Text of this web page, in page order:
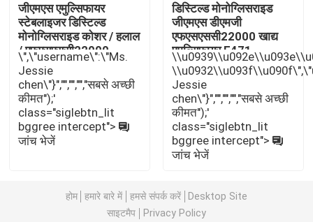
प्राकृतिक खाद्य पायसीकारी
डिस्टिल्ड मोनोग्लिसराइड
मोनो और डाइग्लिसराइड्स
केक इम्प्रूव इमल्सीफायर
जीएमएस एमुल्सिफायर
स्टेबलाइजर डिस्टिल्ड
मोनोग्लिसराइड कोशर / हलाल
/ एफएसएससी22000
प्रमाणन
\",\"username\":\"Ms.
Jessie
chen\"}","","","","सबसे अच्छी
कीमत");'
class="siglebtn_lit
bggree intercept">
जांच भेजें
डिस्टिल्ड मोनोग्लिसराइड
जीएमएस डीएमजी
एफएसएससी22000 खाद्य
एमुल्सिफायर E471
Jessie
chen\"}","","","","सबसे अच्छी
कीमत");'
class="siglebtn_lit
bggree intercept">
जांच भेजें
होम हमारे बारे में हमसे संपर्क करें
Desktop Site
साइटमैप
Privacy Policy